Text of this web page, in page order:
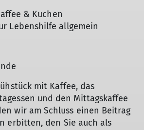
& Kuchen
Lebenshilfe allgemein
mit Kaffee, das
und den Mittagskaffee
wir am Schluss einen Beitrag
erbitten, den Sie auch als